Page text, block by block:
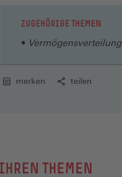
ZUGEHÖRIGE THEMEN
Vermögensverteilung
merken teilen
THEMEN